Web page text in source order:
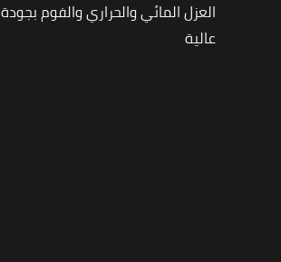
العزل المائي والحراري والفوم بجودة
عالية